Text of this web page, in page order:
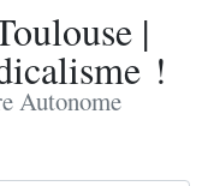
|
!
Autonome